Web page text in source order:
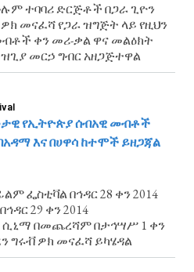
ተባባሪ ድርጅቶች በጋራ ጊዮን
መናፈሻ የጋራ ዝግጅት ላይ የዚህን
ቀን መሪ-ቃል ዋና መልዕክት
መርኃ ግብር አዘጋጅተዋል
የኢትዮጵያ ሰብአዊ መብቶች
እና በሀዋሳ ከተሞች ይዘጋጃል
ፌስቲቫል በኅዳር 28 ቀን 2014
29 ቀን 2014
ሲኒማ በመጨረሻም በታኅሣሥ 1 ቀን
ግሩቭ ዎክ መናፈሻ ይካሄዳል